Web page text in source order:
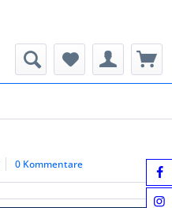
0 Kommentare